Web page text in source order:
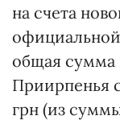
на счета
общая сумма
Приирпенья
грн (из